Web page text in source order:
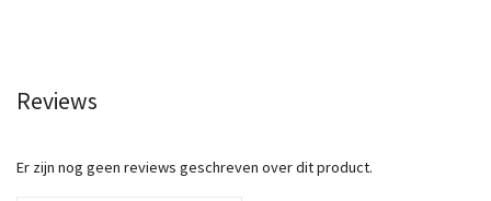
Reviews
Er zijn nog geen reviews geschreven over dit product.